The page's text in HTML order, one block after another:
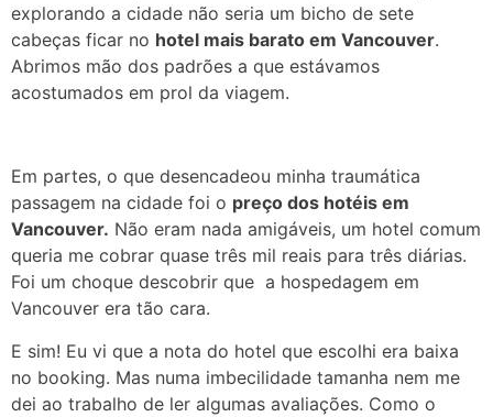
explorando a cidade não seria um bicho de sete
cabeças ficar no hotel mais barato em Vancouver.
Abrimos mão dos padrões a que estávamos
acostumados em prol da viagem.
Em partes, o que desencadeou minha traumática
passagem na cidade foi o preço dos hotéis em
Vancouver. Não eram nada amigáveis, um hotel comum
queria me cobrar quase três mil reais para três diárias.
Foi um choque descobrir que a hospedagem em
Vancouver era tão cara.
E sim! Eu vi que a nota do hotel que escolhi era baixa
no booking. Mas numa imbecilidade tamanha nem me
dei ao trabalho de ler algumas avaliações. Como o